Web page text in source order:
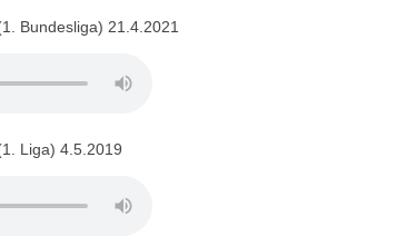
Bundesliga) 21.4.2021
Liga) 4.5.2019